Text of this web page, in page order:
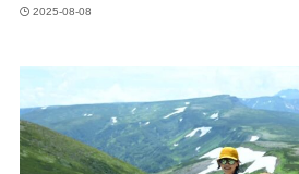
2025-08-08